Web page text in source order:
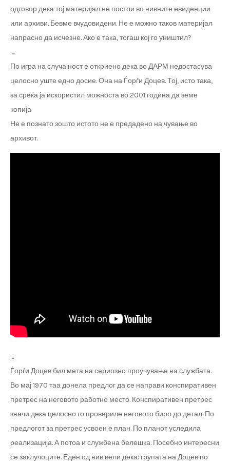
одговор дека тој материјал не постои во нивните евиденции
или архиви. Бевме вчудовидени. Не е можно таков материјал
напрасно да исчезне. Ако е така, тогаш кој го уништил?
….
По игра на случајност е откриено дека во ДАРМ недостасува
целосно уште едно досие. Она на Ѓорѓи Доцев. Тој, исто така,
за среќа ја искористил можноста во 2001 година да земе
копија
Не е познато зошто истото не е предадено на чување во
архивот.
…
Ѓорѓи Доцев бил мета на сериозно проучување на службата.
Во мај 1970 таа донела предлог да се направи конспиративен
претрес на неговото работно место. Конспиративен претрес
значи дека целосно го провериле неговото биро до детал. По
предлогот за претрес усвоен е план. По планот уследила
реализација. А потоа и службена белешка. Посебно интересни
се заклучоците. Еден од нив вели дека: групата на Доцев по